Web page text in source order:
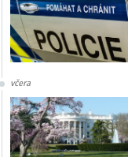
včera